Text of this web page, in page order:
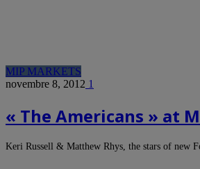
MIP MARKETS
novembre 8, 2012 1
« The Americans » at
Keri Russell & Matthew Rhys, the stars of new